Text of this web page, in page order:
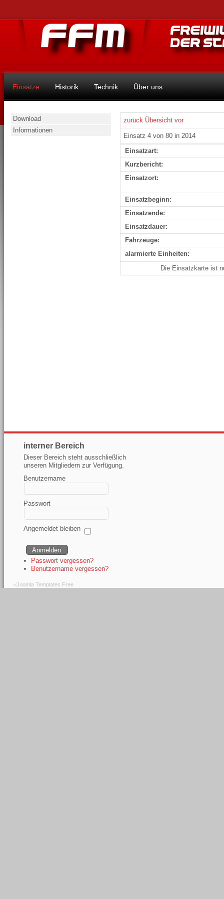
Einsätze Historik Technik Über uns
Download
Informationen
zurück Übersicht vor
Einsatz 4 von 80 in 2014
Einsatzart:
Kurzbericht:
Einsatzort:
Einsatzbeginn:
Einsatzende:
Einsatzdauer:
Fahrzeuge:
alarmierte Einheiten:
Die Einsatzkarte ist
interner Bereich
Dieser Bereich steht ausschließlich
unseren Mitgliedern zur Verfügung.
Benutzername
Passwort
Angemeldet bleiben
Passwort vergessen?
Benutzername vergessen?
<Joomla Templates Free